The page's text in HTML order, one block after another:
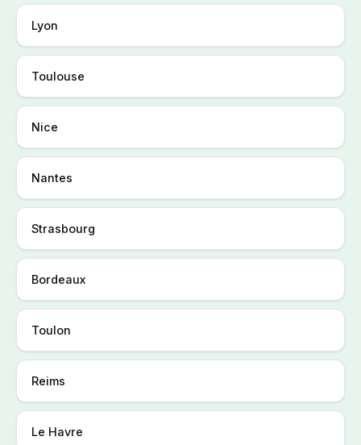
Lyon
Toulouse
Nice
Nantes
Strasbourg
Bordeaux
Toulon
Reims
Le Havre